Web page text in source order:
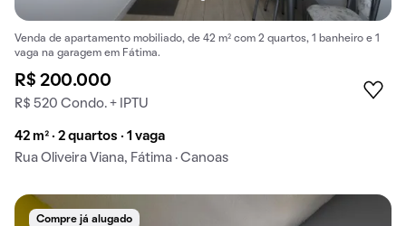
Venda de apartamento mobiliado, de 42 m² com 2 quartos, 1 banheiro e 1
vaga na garagem em Fátima.
R$ 200.000
R$ 520 Condo. + IPTU
42 m² · 2 quartos · 1 vaga
Rua Oliveira Viana, Fátima · Canoas
Compre já alugado